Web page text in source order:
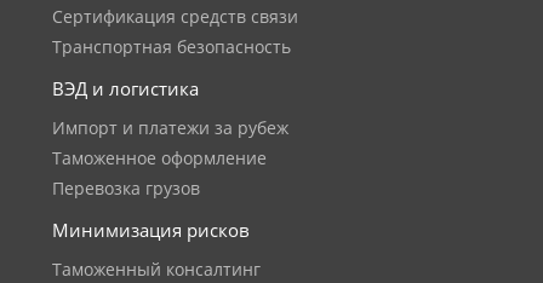
Сертификация средств связи
Транспортная безопасность
ВЭД и логистика
Импорт и платежи за рубеж
Таможенное оформление
Перевозка грузов
Минимизация рисков
Таможенный консалтинг